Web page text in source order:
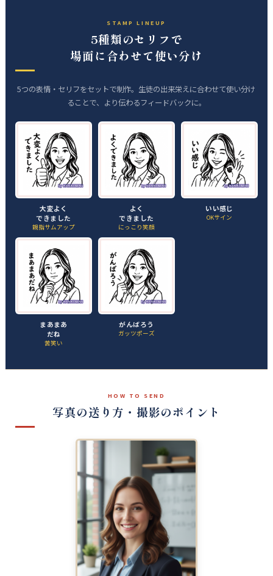
STAMP LINEUP
5種類のセリフで
場面に合わせて使い分け
5つの表情・セリフをセットで制作。生徒の出来栄えに合わせて使い分け
ることで、より伝わるフィードバックに。
大変よく
できました
親指サムアップ
よく
できました
にっこり笑顔
いい感じ
OKサイン
まあまあ
だね
苦笑い
がんばろう
ガッツポーズ
HOW TO SEND
写真の送り方・撮影のポイント